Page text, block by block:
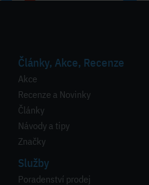
Články, Akce, Recenze
Akce
Recenze a Novinky
Články
Návody a tipy
Značky
Služby
Poradenství prodej